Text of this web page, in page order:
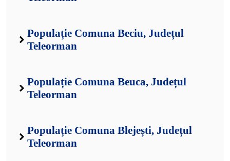
Populație Comuna Beciu, Județul
Teleorman
Populație Comuna Beuca, Județul
Teleorman
Populație Comuna Blejești, Județul
Teleorman